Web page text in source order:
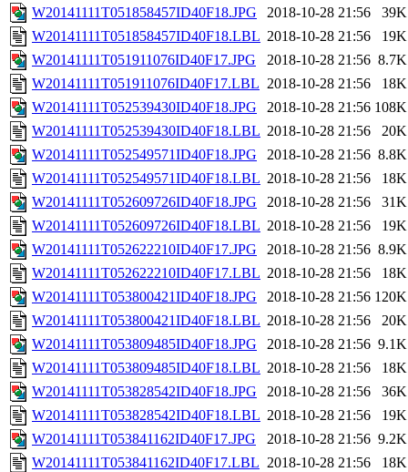
W20141111T051858457ID40F18.JPG
2018-10-28 21:56
39K
W20141111T051858457ID40F18.LBL 2018-10-28 21:56
19K
W20141111T051911076ID40F17.JPG
2018-10-28 21:56 8.7K
W20141111T051911076ID40F17.LBL 2018-10-28 21:56
18K
W20141111T052539430ID40F18.JPG
2018-10-28 21:56 108K
W20141111T052539430ID40F18.LBL 2018-10-28 21:56
20K
W20141111T052549571ID40F18.JPG
2018-10-28 21:56 8.8K
W20141111T052549571ID40F18.LBL 2018-10-28 21:56
18K
W20141111T052609726ID40F18.JPG
2018-10-28 21:56
31K
W20141111T052609726ID40F18.LBL 2018-10-28 21:56
19K
W20141111T052622210ID40F17.JPG
2018-10-28 21:56 8.9K
W20141111T052622210ID40F17.LBL 2018-10-28 21:56
18K
W20141111T053800421ID40F18.JPG
2018-10-28 21:56 120K
W20141111T053800421ID40F18.LBL 2018-10-28 21:56
20K
W20141111T053809485ID40F18.JPG
2018-10-28 21:56 9.1K
W20141111T053809485ID40F18.LBL 2018-10-28 21:56
18K
W20141111T053828542ID40F18.JPG
2018-10-28 21:56
36K
W20141111T053828542ID40F18.LBL 2018-10-28 21:56
19K
W20141111T053841162ID40F17.JPG
2018-10-28 21:56 9.2K
W20141111T053841162ID40F17.LBL 2018-10-28 21:56
18K